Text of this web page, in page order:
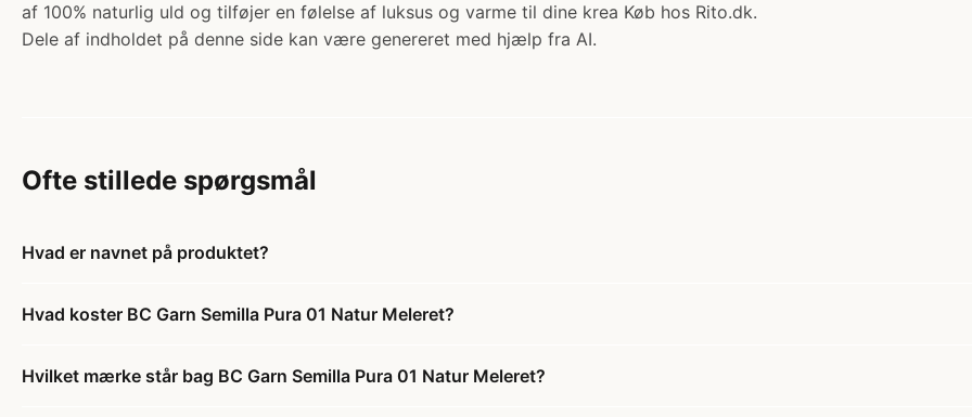
af 100% naturlig uld og tilføjer en følelse af luksus og varme til dine krea Køb hos Rito.dk.
Dele af indholdet på denne side kan være genereret med hjælp fra AI.
Ofte stillede spørgsmål
Hvad er navnet på produktet?
Hvad koster BC Garn Semilla Pura 01 Natur Meleret?
Hvilket mærke står bag BC Garn Semilla Pura 01 Natur Meleret?